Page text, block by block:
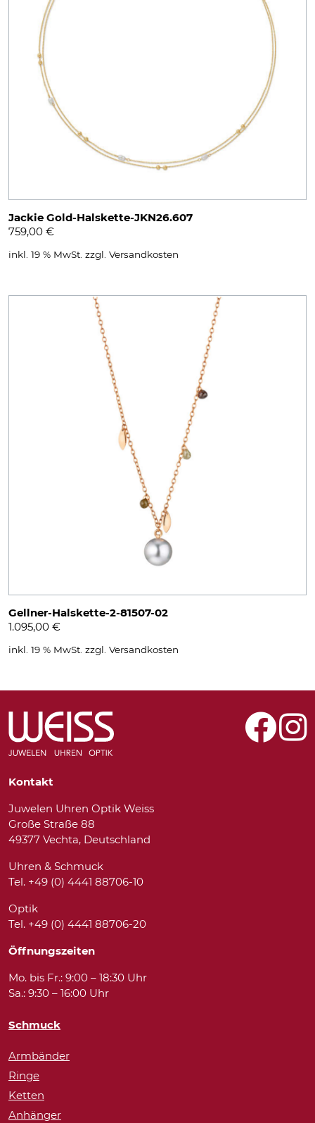
Jackie Gold-Halskette-JKN26.607
759,00 €
inkl. 19 % MwSt. zzgl. Versandkosten
Gellner-Halskette-2-81507-02
1.095,00 €
inkl. 19 % MwSt. zzgl. Versandkosten
Kontakt
Juwelen Uhren Optik Weiss
Große Straße 88
49377 Vechta, Deutschland
Uhren & Schmuck
Tel. +49 (0) 4441 88706-10
Optik
Tel. +49 (0) 4441 88706-20
Öffnungszeiten
Mo. bis Fr.: 9:00 – 18:30 Uhr
Sa.: 9:30 – 16:00 Uhr
Schmuck
Armbänder
Ringe
Ketten
Anhänger